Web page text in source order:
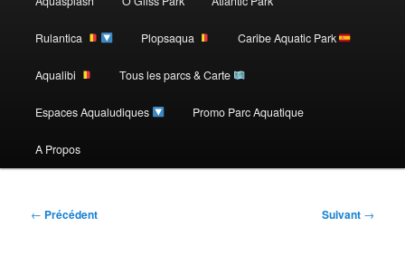
contenu
Rulantica Plopsaqua Caribe Aquatic Park
Aqualibi Tous les parcs & Carte
Espaces Aqualudiques Promo Parc Aquatique
A Propos
Navigation
← Précédent Suivant →